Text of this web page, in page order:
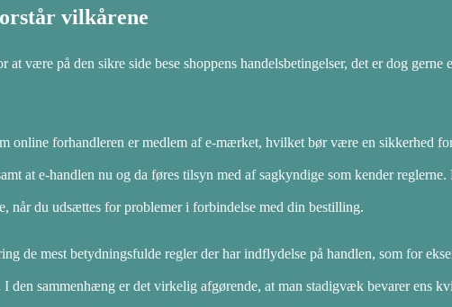
vilkårene
være på den sikre side bese shoppens handelsbetingelser, det er dog gerne
online forhandleren er medlem af e-mærket, hvilket bør være en sikkerhed
at e-handlen nu og da føres tilsyn med af sagkyndige som kender reglerne.
når du udsættes for problemer i forbindelse med din bestilling.
de mest betydningsfulde regler der har indflydelse på handlen, som for
den sammenhæng er det virkelig afgørende, at man stadigvæk bevarer ens